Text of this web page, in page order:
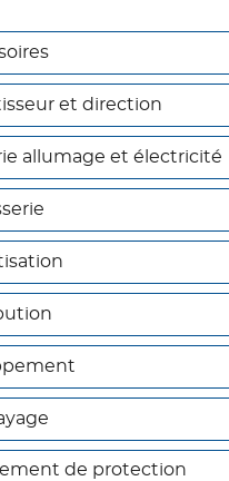
et direction
allumage et électricité
de protection